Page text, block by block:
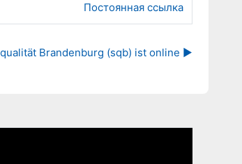
Постоянная ссылка
Brandenburg (sqb) ist online ▶︎